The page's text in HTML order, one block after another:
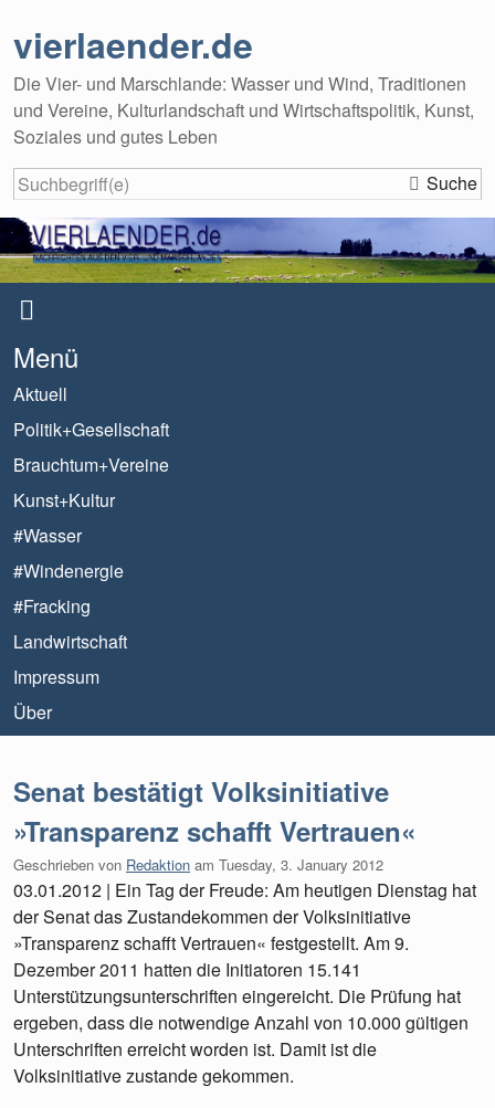
vierlaender.de
Die Vier- und Marschlande: Wasser und Wind, Traditionen
und Vereine, Kulturlandschaft und Wirtschaftspolitik, Kunst,
Soziales und gutes Leben
Suche
Menü
Aktuell
Politik+Gesellschaft
Brauchtum+Vereine
Kunst+Kultur
#Wasser
#Windenergie
#Fracking
Landwirtschaft
Impressum
Über
Senat bestätigt Volksinitiative
»Transparenz schafft Vertrauen«
Geschrieben von Redaktion am Tuesday, 3. January 2012
03.01.2012 | Ein Tag der Freude: Am heutigen Dienstag hat
der Senat das Zustandekommen der Volksinitiative
»Transparenz schafft Vertrauen« festgestellt. Am 9.
Dezember 2011 hatten die Initiatoren 15.141
Unterstützungsunterschriften eingereicht. Die Prüfung hat
ergeben, dass die notwendige Anzahl von 10.000 gültigen
Unterschriften erreicht worden ist. Damit ist die
Volksinitiative zustande gekommen.